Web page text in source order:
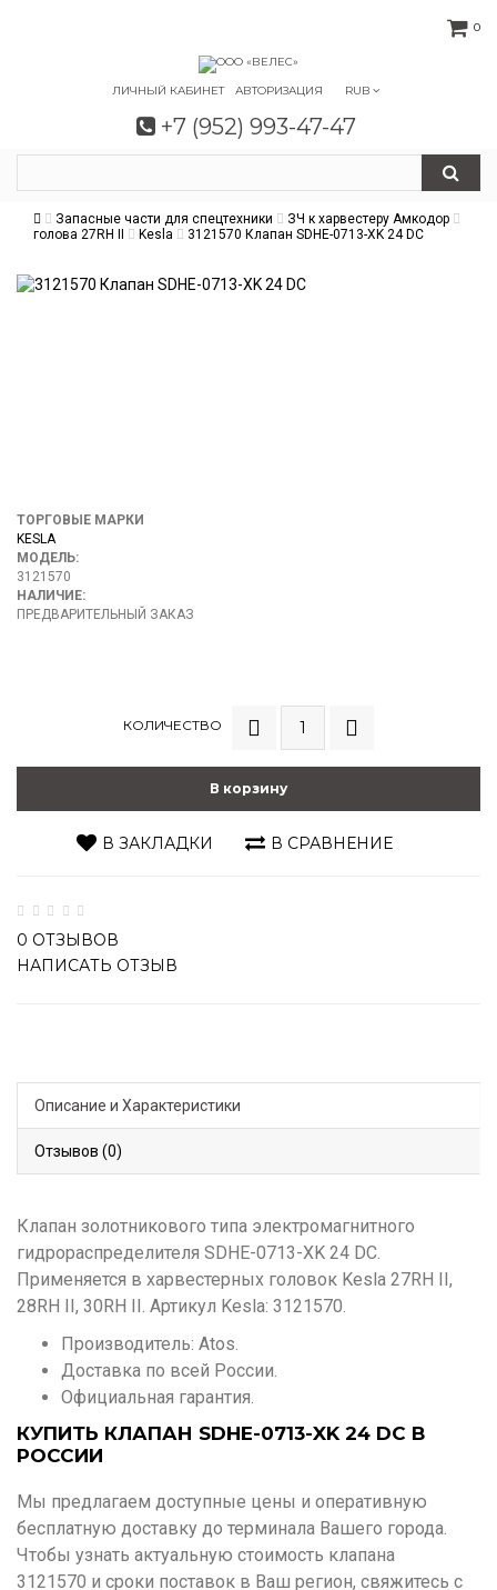
0
ЛИЧНЫЙ КАБИНЕТ АВТОРИЗАЦИЯ RUB
+7 (952) 993-47-47
Запасные части для спецтехники
ЗЧ к харвестеру Амкодор
голова 27RH II
Kesla 3121570 Клапан SDHE-0713-XK 24 DC
ТОРГОВЫЕ МАРКИ
KESLA
МОДЕЛЬ:
3121570
НАЛИЧИЕ:
ПРЕДВАРИТЕЛЬНЫЙ ЗАКАЗ
КОЛИЧЕСТВО
В корзину
В ЗАКЛАДКИ В СРАВНЕНИЕ
0 ОТЗЫВОВ
НАПИСАТЬ ОТЗЫВ
Описание и Характеристики
Отзывов (0)
Клапан золотникового типа электромагнитного
гидрораспределителя SDHE-0713-XK 24 DC.
Применяется в харвестерных головок Kesla 27RH II,
28RH II, 30RH II. Артикул Kesla: 3121570.
Производитель: Atos.
Доставка по всей России.
Официальная гарантия.
КУПИТЬ КЛАПАН SDHE-0713-XK 24 DC В
РОССИИ
Мы предлагаем доступные цены и оперативную
бесплатную доставку до терминала Вашего города.
Чтобы узнать актуальную стоимость клапана
3121570 и сроки поставок в Ваш регион, свяжитесь с